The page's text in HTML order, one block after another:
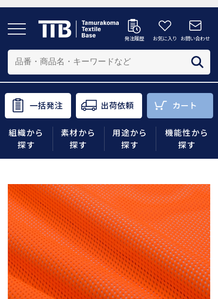
発注履歴 お気に入り お問い合わせ
一括発注 出荷依頼 カート
組織から
探す
素材から
探す
用途から
探す
機能性から
探す
発注履歴 お気に入り お問い合わせ
商品をさがす
組織から探す
素材から探す
用途から探す
機能性から探す
会員様メニュー
カートへ
配送先を追加する
商品を投入する配送先を選択してください。